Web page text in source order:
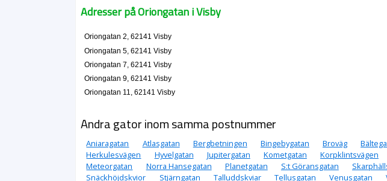
Adresser på Oriongatan i Visby
Oriongatan 2, 62141 Visby
Oriongatan 5, 62141 Visby
Oriongatan 7, 62141 Visby
Oriongatan 9, 62141 Visby
Oriongatan 11, 62141 Visby
Andra gator inom samma postnummer
Aniaragatan Atlasgatan Bergbetningen Bingebygatan Broväg
Herkulesvägen
Hyvelgatan Jupitergatan Kometgatan Korpklintsvägen
Meteorgatan
Norra Hansegatan Planetgatan S:t Göransgatan
Snäckhöjdskvior
Stjärngatan Talluddskviar Tellusgatan Venusgatan